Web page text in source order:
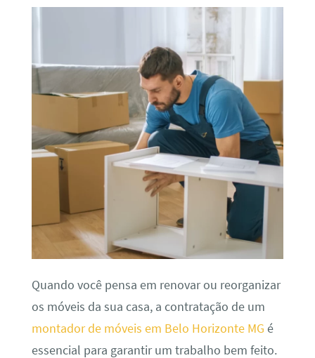
Quando você pensa em renovar ou reorganizar
os móveis da sua casa, a contratação de um
montador de móveis em Belo Horizonte MG é
essencial para garantir um trabalho bem feito.